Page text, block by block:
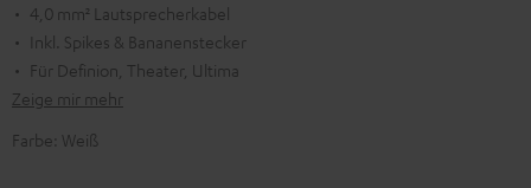
4,0 mm² Lautsprecherkabel
Inkl. Spikes & Bananenstecker
Für Definion, Theater, Ultima
Zeige mir mehr
Farbe: Weiß